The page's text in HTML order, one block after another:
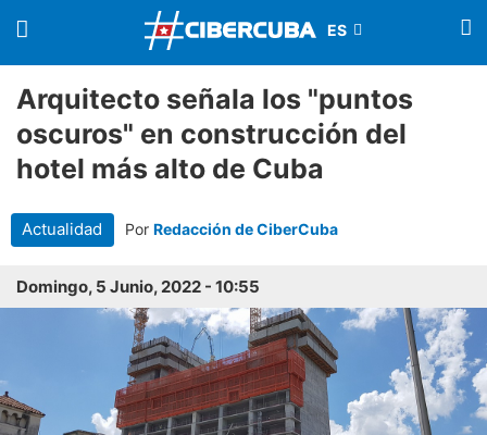
Arquitecto señala los "puntos
oscuros" en construcción del
hotel más alto de Cuba
Actualidad Por Redacción de CiberCuba
Domingo, 5 Junio, 2022 - 10:55